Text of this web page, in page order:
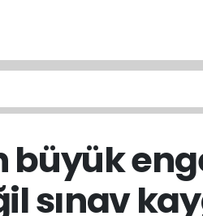
büyük
sınav